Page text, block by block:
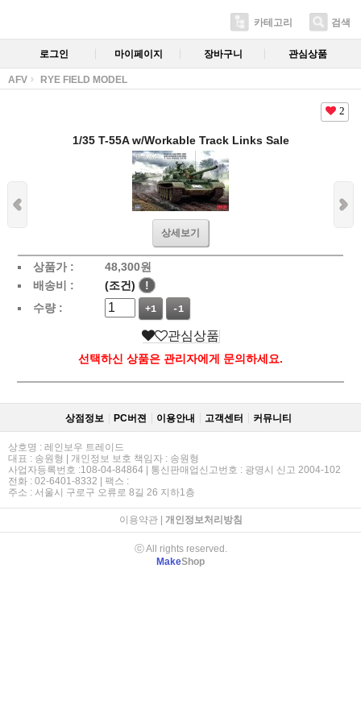
카테고리 검색
로그인 마이페이지 장바구니 관심상품
AFV RYE FIELD MODEL
2
1/35 T-55A w/Workable Track Links Sale
상세보기
상품가 : 48,300원
배송비 :
(조건)
!
수량 :
+1 -1
관심상품
선택하신 상품은 관리자에게 문의하세요.
상점정보 PC버젼 이용안내 고객센터 커뮤니티
상호명 : 레인보우 트레이드
대표 : 송원형 | 개인정보 보호 책임자 : 송원형
사업자등록번호 :108-04-84864 | 통신판매업신고번호 : 광명시 신고 2004-102
전화 : 02-6401-8332 | 팩스 :
주소 : 서울시 구로구 오류로 8길 26 지하1층
이용약관| 개인정보처리방침
ⓒ All rights reserved.
MakeShop